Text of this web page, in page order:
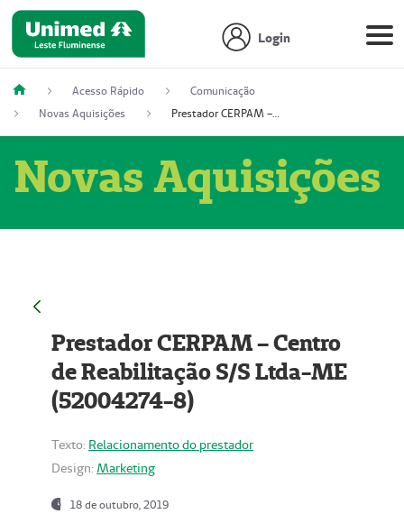
Login
Acesso Rápido
Comunicação
Novas Aquisições
Prestador CERPAM – Centro de Reabilitação S/S Ltda-ME (52004274-8)
Novas Aquisições
Prestador CERPAM – Centro
de Reabilitação S/S Ltda-ME
(52004274-8)
Texto: Relacionamento do prestador
Design: Marketing
18 de outubro, 2019